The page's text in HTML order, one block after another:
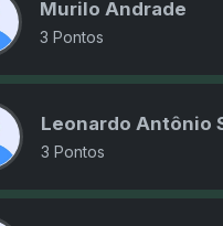
Murilo Andrade
3 Pontos
Leonardo Antônio
3 Pontos